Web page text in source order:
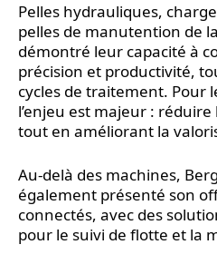
Pelles hydrauliques,
pelles de manutention de
démontré leur capacité à
précision et productivité,
cycles de traitement. Pour
l’enjeu est majeur : réduire
tout en améliorant la
Au-delà des machines,
également présenté son
connectés, avec des
pour le suivi de flotte et la